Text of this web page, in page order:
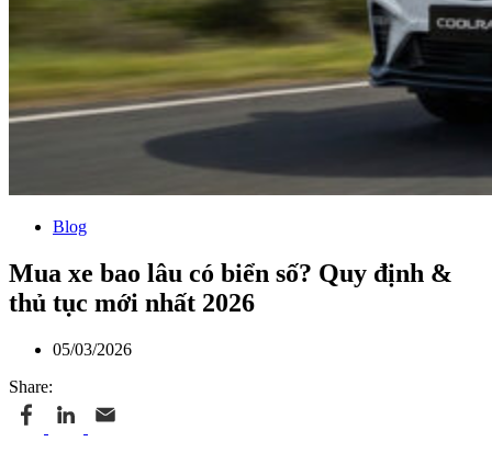
Blog
Mua xe bao lâu có biển số? Quy định &
thủ tục mới nhất 2026
05/03/2026
Share: